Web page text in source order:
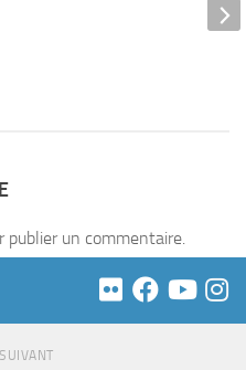
publier un commentaire.